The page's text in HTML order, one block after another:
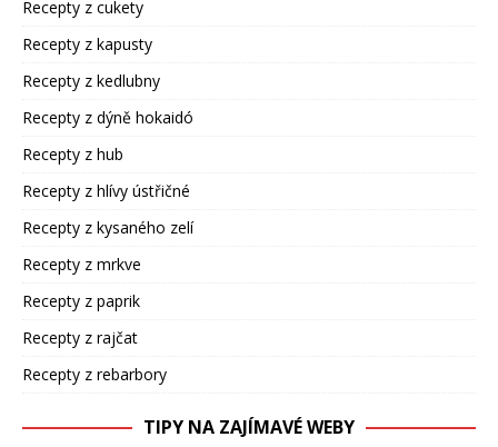
Recepty z cukety
Recepty z kapusty
Recepty z kedlubny
Recepty z dýně hokaidó
Recepty z hub
Recepty z hlívy ústřičné
Recepty z kysaného zelí
Recepty z mrkve
Recepty z paprik
Recepty z rajčat
Recepty z rebarbory
TIPY NA ZAJÍMAVÉ WEBY